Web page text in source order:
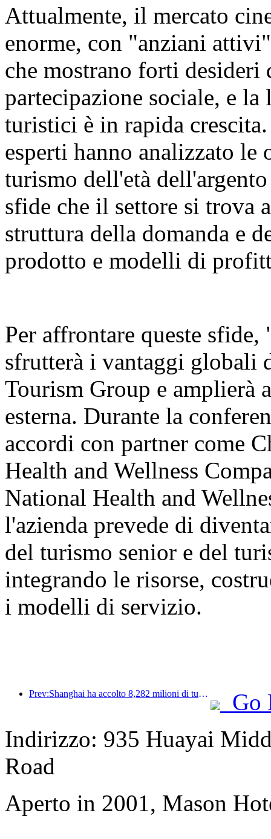
Attualmente, il mercato
enorme, con "anziani
che mostrano forti desideri
partecipazione sociale, e
turistici è in rapida
esperti hanno analizzato
turismo dell'età
sfide che il settore si trova
struttura della domanda e
prodotto e modelli di
Per affrontare queste
sfrutterà i vantaggi globali
Tourism Group e amplierà
esterna. Durante la
accordi con partner come
Health and Wellness
National Health and
l'azienda prevede di
del turismo senior e del
integrando le risorse,
i modelli di servizio.
Prev:Shanghai ha accolto 8,282 milioni di turisti nei primi 11 mesi dell'anno, superando le aspettative iniziali.
Go
Indirizzo: 935 Huayai
Road
Aperto in 2001, Mason